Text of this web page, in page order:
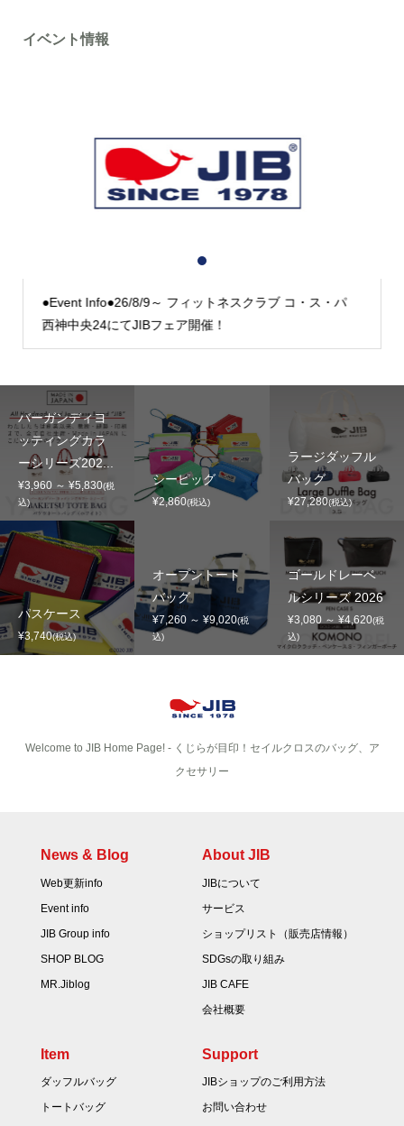
イベント情報
●Event Info●26/8/9～ フィットネスクラブ コ・ス・パ
西神中央24にてJIBフェア開催！
2
バーガンディヨ
ッティングカラ
ーシリーズ202...
¥3,960 ～ ¥5,830(税
込)
シーピッグ
¥2,860(税込)
ラージダッフル
バッグ
¥27,280(税込)
パスケース
¥3,740(税込)
オープントート
バッグ
¥7,260 ～ ¥9,020(税
込)
ゴールドレーベ
ルシリーズ 2026
¥3,080 ～ ¥4,620(税
込)
Welcome to JIB Home Page! ‐ くじらが目印！セイルクロスのバッグ、ア
クセサリー
News & Blog
Web更新info
Event info
JIB Group info
SHOP BLOG
MR.Jiblog
About JIB
JIBについて
サービス
ショップリスト（販売店情報）
SDGsの取り組み
JIB CAFE
会社概要
Item
ダッフルバッグ
トートバッグ
Support
JIBショップのご利用方法
お問い合わせ